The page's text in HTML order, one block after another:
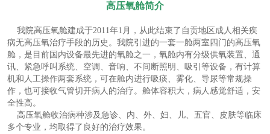
高压氧舱简介
我院高压氧舱建成于2011年1月，从此结束了自贡地区成人相关疾
病无高压氧治疗手段的历史。我院引进的一套一舱两室四门的高压氧
舱，是目前国内设备最先进的氧舱之一，氧舱内有分级供氧装置、通
讯、紧急呼叫系统、空调、音响、不间断照明、吸引等设备，有计算
机和人工操作两套系统，可在舱内进行吸痰、雾化、导尿等常规操
作，也可接收气管切开病人的治疗。舱体容积大，病人感觉舒适，安
全性高。
高压氧舱收治病种涉及急诊、内、外、妇、儿、五官、皮肤等临床
多个专业，均取得了良好的治疗效果。